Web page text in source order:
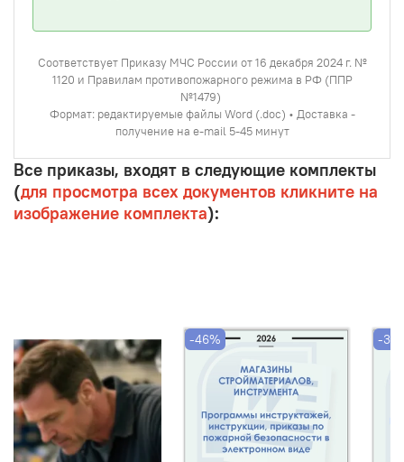
Соответствует Приказу МЧС России от 16 декабря 2024 г. №
1120 и Правилам противопожарного режима в РФ (ППР
№1479)
Формат: редактируемые файлы Word (.doc) • Доставка -
получение на e-mail 5-45 минут
Все приказы, входят в следующие комплекты
(для просмотра всех документов кликните на
изображение комплекта):
-46% -